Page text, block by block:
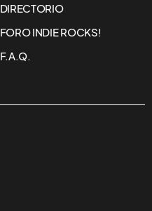
DIRECTORIO
FORO INDIE ROCKS!
F.A.Q.